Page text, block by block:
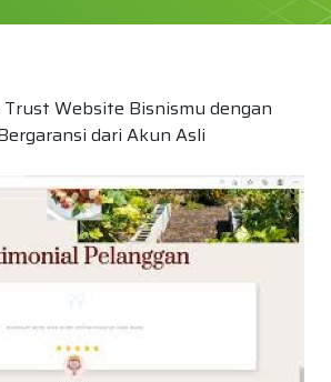
Website Bisnismu dengan
dari Akun Asli